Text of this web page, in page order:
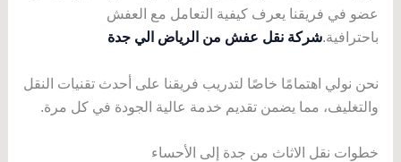
عضو في فريقنا يعرف كيفية التعامل مع العفش
باحترافية.شركة نقل عفش من الرياض الي جدة
نحن نولي اهتمامًا خاصًا لتدريب فريقنا على أحدث تقنيات النقل
والتغليف، مما يضمن تقديم خدمة عالية الجودة في كل مرة.
خطوات نقل الاثاث من جدة إلى الأحساء